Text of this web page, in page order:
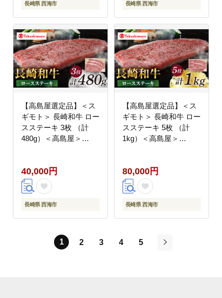
長崎県 西海市 長崎県 西海市
【高島屋選定品】＜ス
ギモト＞ 長崎和牛 ロー
スステーキ 3枚 （計
480g）＜高島屋＞
40,000円
長崎県 西海市
【高島屋選定品】＜ス
ギモト＞ 長崎和牛 ロー
スステーキ 5枚 （計
1kg）＜高島屋＞
80,000円
長崎県 西海市
1 2 3 4
5